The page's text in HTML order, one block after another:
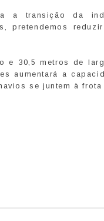
a transição da
pretendemos
e 30,5 metros de
aumentará a
se juntem à frota